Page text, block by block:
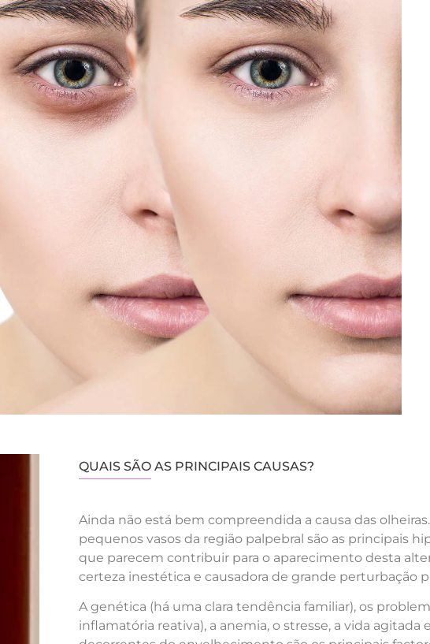
QUAIS SÃO AS PRINCIPAIS CAUSAS?
Ainda não está bem compreendida a causa das
pequenos vasos da região palpebral são as principais
que parecem contribuir para o aparecimento desta
certeza inestética e causadora de grande perturbação
A genética (há uma clara tendência familiar), os
inflamatória reativa), a anemia, o stresse, a vida